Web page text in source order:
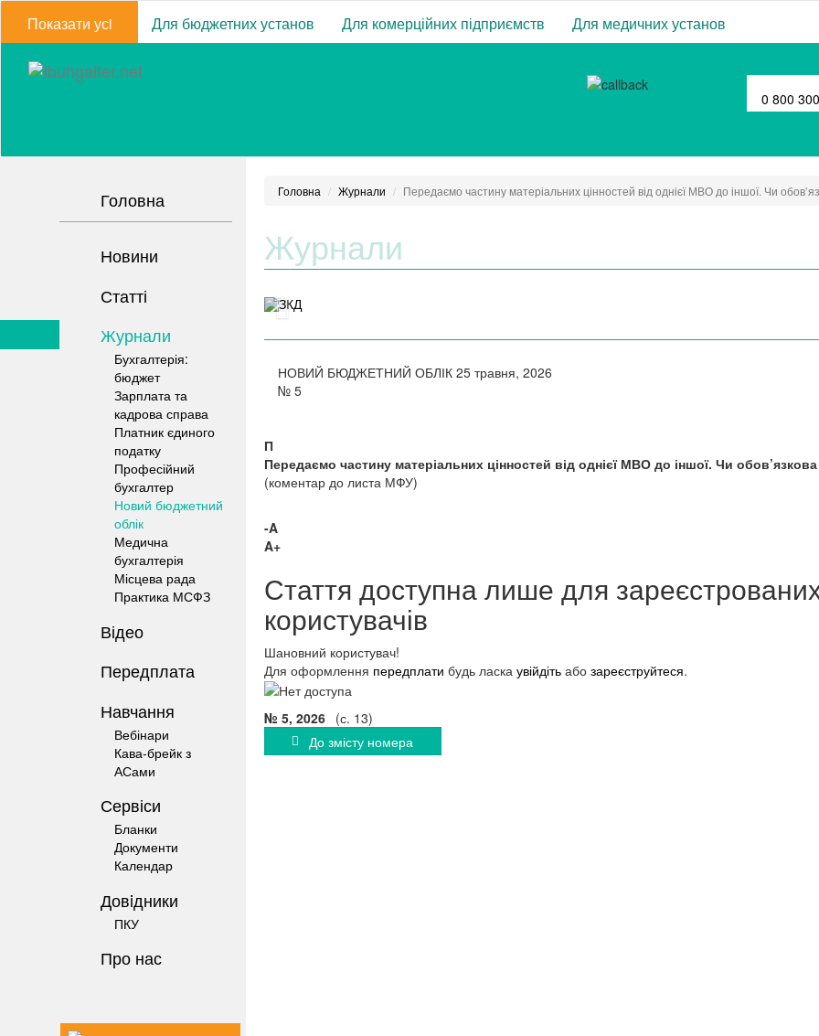
Показати усi Для бюджетних установ Для комерційних підприємств Для медичних установ
0 800
Головна
Новини
Статті
Журнали
Бухгалтерія:
бюджет
Зарплата та
кадрова справа
Платник єдиного
податку
Професійний
бухгалтер
Новий бюджетний
облік
Медична
бухгалтерія
Місцева рада
Практика МСФЗ
Відео
Передплата
Навчання
Вебінари
Кава-брейк з
АСами
Сервіси
Бланки
Документи
Календар
Довiдники
ПКУ
Про нас
Головна Журнали Передаємо частину матеріальних цінностей від однієї МВО до іншої. Чи
Журнали
НОВИЙ БЮДЖЕТНИЙ ОБЛІК 25 травня, 2026
№ 5
П
Передаємо частину матеріальних цінностей від однієї МВО до іншої. Чи обов’язкова
(коментар до листа МФУ)
-A
A+
Стаття доступна лише для
користувачів
Шановний користувач!
Для оформлення передплати будь ласка увійдіть або зареєструйтеся.
№ 5, 2026 (с. 13)
До змісту номера